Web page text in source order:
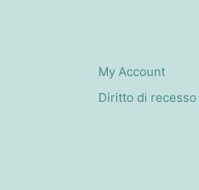
My Account
Diritto di recesso